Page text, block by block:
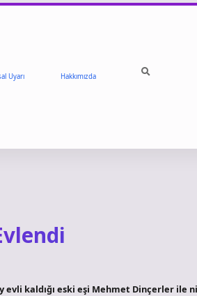
Uyarı Hakkımızda
evli kaldığı eski eşi Mehmet Dinçerler ile